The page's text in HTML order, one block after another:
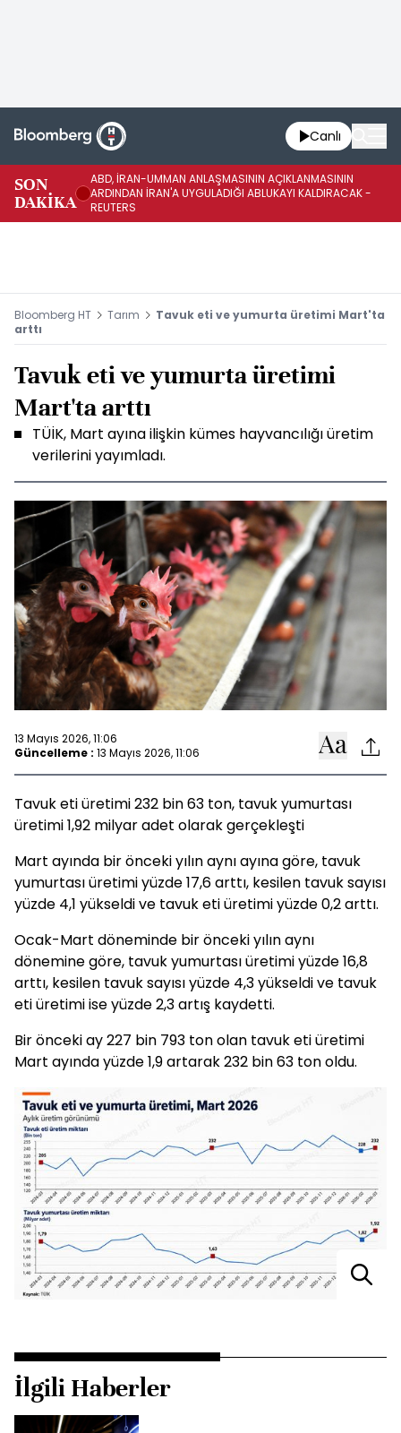
Canlı
SON
DAKİKA
ABD, İRAN-UMMAN ANLAŞMASININ AÇIKLANMASININ
ARDINDAN İRAN'A UYGULADIĞI ABLUKAYI KALDIRACAK -
REUTERS
Bloomberg HT Tarım
Tavuk eti ve yumurta üretimi Mart'ta
arttı
Tavuk eti ve yumurta üretimi
Mart'ta arttı
TÜİK, Mart ayına ilişkin kümes hayvancılığı üretim
verilerini yayımladı.
13 Mayıs 2026, 11:06
Güncelleme : 13 Mayıs 2026, 11:06
Tavuk eti üretimi 232 bin 63 ton, tavuk yumurtası
üretimi 1,92 milyar adet olarak gerçekleşti
Mart ayında bir önceki yılın aynı ayına göre, tavuk
yumurtası üretimi yüzde 17,6 arttı, kesilen tavuk sayısı
yüzde 4,1 yükseldi ve tavuk eti üretimi yüzde 0,2 arttı.
Ocak-Mart döneminde bir önceki yılın aynı
dönemine göre, tavuk yumurtası üretimi yüzde 16,8
arttı, kesilen tavuk sayısı yüzde 4,3 yükseldi ve tavuk
eti üretimi ise yüzde 2,3 artış kaydetti.
Bir önceki ay 227 bin 793 ton olan tavuk eti üretimi
Mart ayında yüzde 1,9 artarak 232 bin 63 ton oldu.
İlgili Haberler